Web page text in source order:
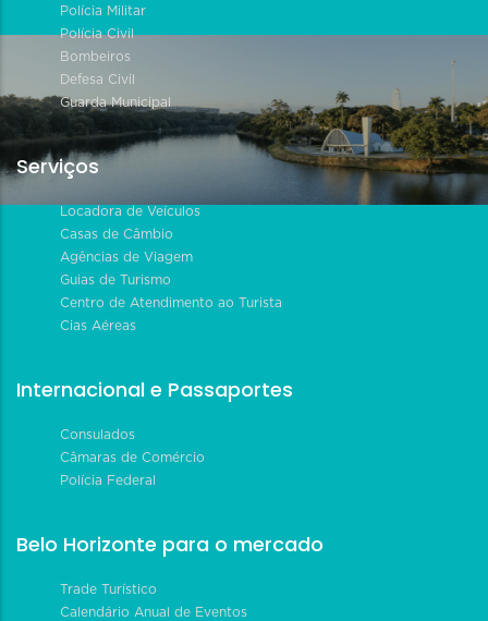
Polícia Militar
Polícia Civil
Bombeiros
Defesa Civil
Guarda Municipal
Serviços
Locadora de Veículos
Casas de Câmbio
Agências de Viagem
Guias de Turismo
Centro de Atendimento ao Turista
Cias Aéreas
Internacional e Passaportes
Consulados
Câmaras de Comércio
Polícia Federal
Belo Horizonte para o mercado
Trade Turístico
Calendário Anual de Eventos